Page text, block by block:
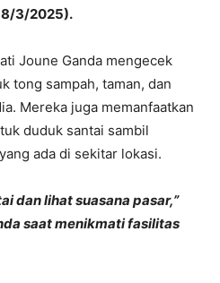
3/2025).
Joune Ganda mengecek
tong sampah, taman, dan
Mereka juga memanfaatkan
duduk santai sambil
ada di sekitar lokasi.
dan lihat suasana pasar,”
saat menikmati fasilitas